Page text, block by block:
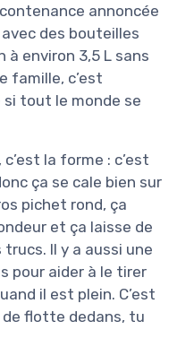
annoncée
des bouteilles
à environ 3,5 L sans
famille, c’est
tout le monde se
la forme : c’est
ça se cale bien sur
pichet rond, ça
et ça laisse de
Il y a aussi une
pour aider à le tirer
il est plein. C’est
de flotte dedans, tu